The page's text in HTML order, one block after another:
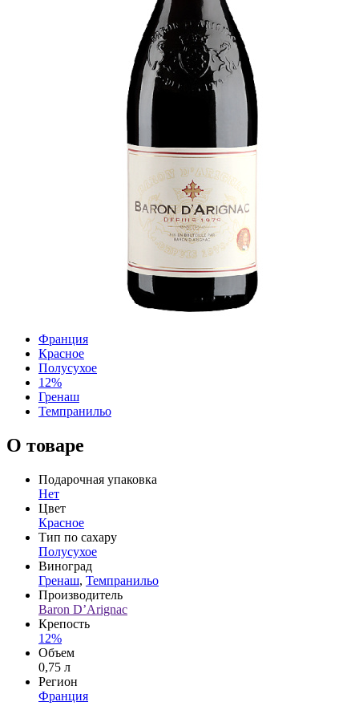
Франция
Красное
Полусухое
12%
Гренаш
Темпранильо
О товаре
Подарочная упаковка
Нет
Цвет
Красное
Тип по сахару
Полусухое
Виноград
Гренаш, Темпранильо
Производитель
Baron D’Arignac
Крепость
12%
Объем
0,75 л
Регион
Франция